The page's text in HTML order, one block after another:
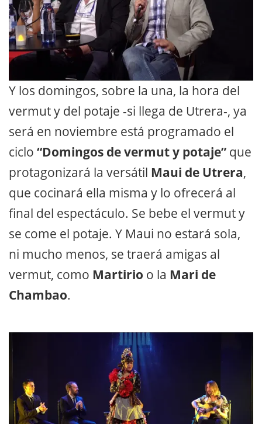
Y los domingos, sobre la una, la hora del
vermut y del potaje -si llega de Utrera-, ya
será en noviembre está programado el
ciclo “Domingos de vermut y potaje” que
protagonizará la versátil Maui de Utrera,
que cocinará ella misma y lo ofrecerá al
final del espectáculo. Se bebe el vermut y
se come el potaje. Y Maui no estará sola,
ni mucho menos, se traerá amigas al
vermut, como Martirio o la Mari de
Chambao.